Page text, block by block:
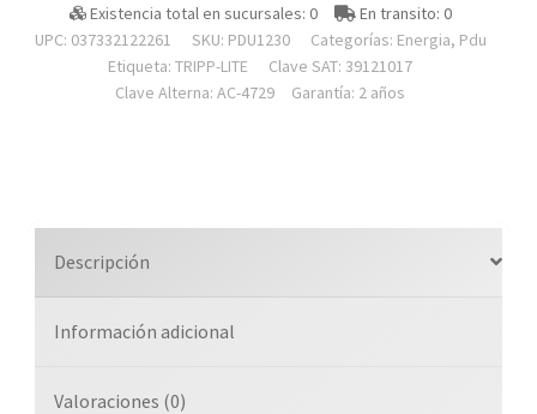
Existencia total en sucursales: 0
En transito: 0
UPC: 037332122261
SKU: PDU1230 Categorías: Energia, Pdu
Etiqueta: TRIPP-LITE
Clave SAT: 39121017
Clave Alterna: AC-4729
Garantía: 2 años
Descripción
Información adicional
Valoraciones (0)